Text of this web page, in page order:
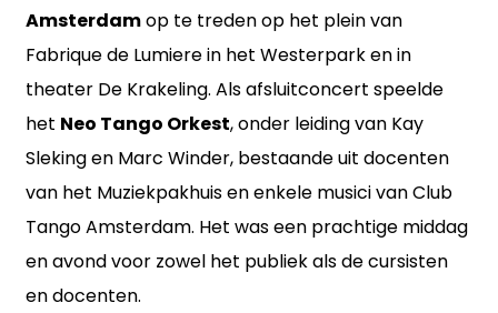
Amsterdamop te treden op het plein van
Fabrique de Lumiere in het Westerpark en in
theater De Krakeling. Als afsluitconcert speelde
het Neo Tango Orkest, onder leiding van Kay
Sleking en Marc Winder, bestaande uit docenten
van het Muziekpakhuis en enkele musici van Club
Tango Amsterdam. Het was een prachtige middag
en avond voor zowel het publiek als de cursisten
en docenten.